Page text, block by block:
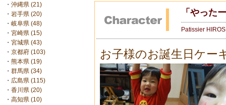
・ 沖縄県 (21)
・ 岩手県 (20)
・ 岐阜県 (48)
・ 宮崎県 (15)
・ 宮城県 (43)
・ 京都府 (103)
・ 熊本県 (19)
・ 群馬県 (34)
・ 広島県 (115)
・ 香川県 (20)
・ 高知県 (10)
「やった
Patissier
お子様のお誕生日ケー